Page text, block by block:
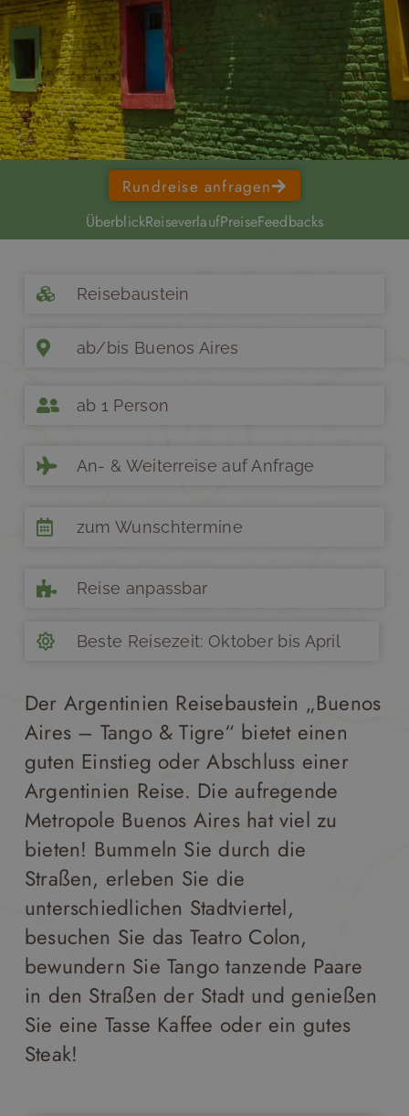
Rundreise anfragen
ÜberblickReiseverlaufPreiseFeedbacks
Reisebaustein
ab/bis Buenos Aires
ab 1 Person
An- & Weiterreise auf Anfrage
zum Wunschtermine
Reise anpassbar
Beste Reisezeit: Oktober bis April
Der Argentinien Reisebaustein „Buenos
Aires – Tango & Tigre“ bietet einen
guten Einstieg oder Abschluss einer
Argentinien Reise. Die aufregende
Metropole Buenos Aires hat viel zu
bieten! Bummeln Sie durch die
Straßen, erleben Sie die
unterschiedlichen Stadtviertel,
besuchen Sie das Teatro Colon,
bewundern Sie Tango tanzende Paare
in den Straßen der Stadt und genießen
Sie eine Tasse Kaffee oder ein gutes
Steak!